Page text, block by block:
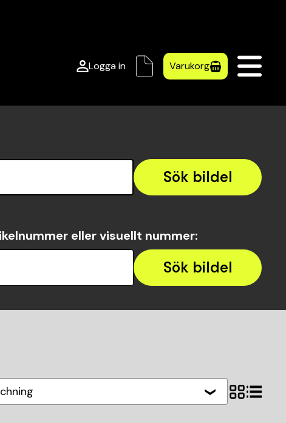
Logga in Varukorg
Sök bildel
eller visuellt nummer:
Sök bildel